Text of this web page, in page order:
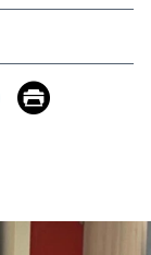
Print